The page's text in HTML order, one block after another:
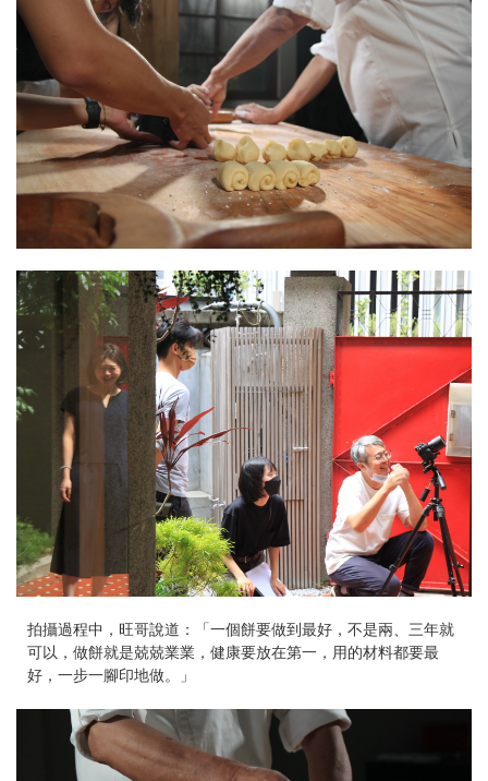
拍攝過程中，旺哥說道：「一個餅要做到最好，不是兩、三年就
可以，做餅就是兢兢業業，健康要放在第一，用的材料都要最
好，一步一腳印地做。」